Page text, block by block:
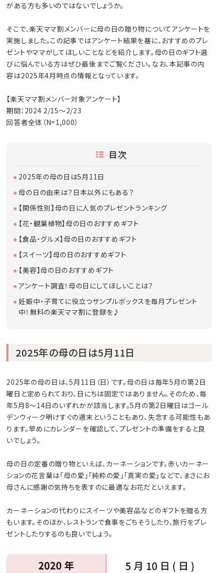
がある方も多いのではないでしょうか。
そこで、楽天ママ割メンバーに母の日の贈り物についてアンケートを
実施しました。この記事ではアンケート結果を基に、おすすめのプレ
ゼントやママがしてほしいことなどを紹介します。母の日のギフト選
びに悩んでいる方はぜひ最後までご覧ください。なお、本記事の内
容は2025年4月時点の情報となっています。
【楽天ママ割メンバー対象アンケート】
期間：2024 2/15～2/23
回答者全体（N=1,000）
目次
2025年の母の日は5月11日
母の日の由来は？日本以外にもある？
【関係性別】母の日に人気のプレゼントランキング
【花・観葉植物】母の日のおすすめギフト
【食品・グルメ】母の日のおすすめギフト
【スイーツ】母の日のおすすめギフト
【美容】母の日のおすすめギフト
アンケート調査！母の日にしてほしいことは？
妊娠中・子育てに役立つサンプルボックスを毎月プレゼント
中！無料の楽天ママ割に登録を♪
2025年の母の日は5月11日
2025年の母の日は、5月11日（日）です。母の日は毎年5月の第2日
曜日と定められており、日にちは固定ではありません。そのため、毎
年5月8〜14日のいずれかが該当します。5月の第2日曜日はゴール
デンウィーク明けすぐの週末ということもあり、失念する可能性もあ
ります。早めにカレンダーを確認して、プレゼントの準備をすると良
いでしょう。
母の日の定番の贈り物といえば、カーネーションです。赤いカーネー
ションの花言葉は「母の愛」「純粋の愛」「真実の愛」などで、まさにお
母さんに感謝の気持ちを表すのに最適なお花だといえます。
カーネーションの代わりにスイーツや美容品などのギフトを贈る方
もいます。そのほか、レストランで食事をごちそうしたり、旅行をプレ
ゼントしたりするのも良いでしょう。